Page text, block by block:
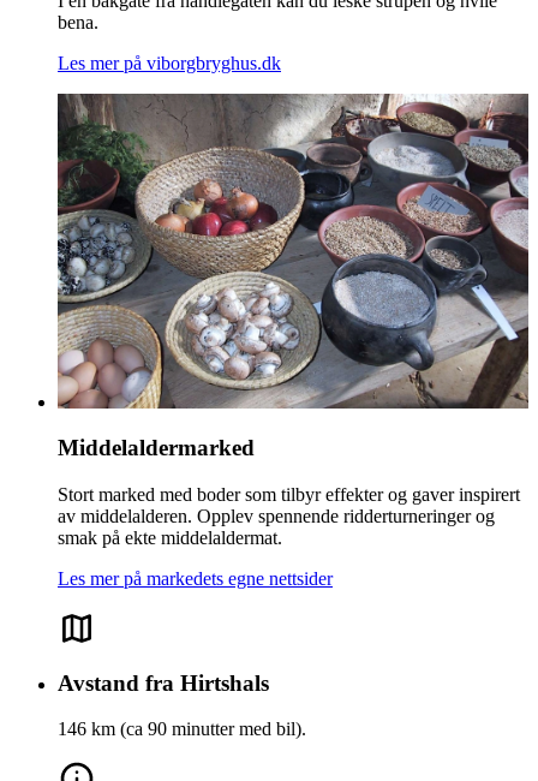
bena.
Les mer på viborgbryghus.dk
Middelaldermarked
Stort marked med boder som tilbyr effekter og gaver inspirert
av middelalderen. Opplev spennende ridderturneringer og
smak på ekte middelaldermat.
Les mer på markedets egne nettsider
Avstand fra Hirtshals
146 km (ca 90 minutter med bil).